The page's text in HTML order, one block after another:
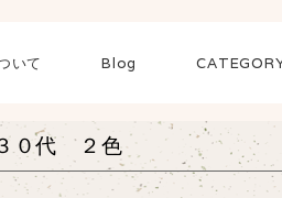
いて Blog
０代 ２色